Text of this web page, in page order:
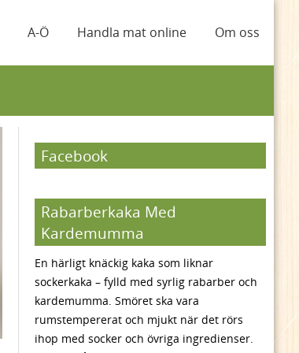
A-Ö Handla mat online Om oss
Facebook
Rabarberkaka Med
Kardemumma
En härligt knäckig kaka som liknar
sockerkaka – fylld med syrlig rabarber och
kardemumma. Smöret ska vara
rumstempererat och mjukt när det rörs
ihop med socker och övriga ingredienser.